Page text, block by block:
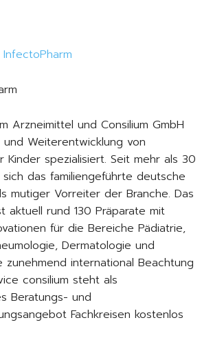
Arzneimittel und Consilium GmbH
Weiterentwicklung von
Kinder spezialisiert. Seit mehr als 30
das familiengeführte deutsche
mutiger Vorreiter der Branche. Das
aktuell rund 130 Präparate mit
für die Bereiche Pädiatrie,
Dermatologie und
zunehmend international Beachtung
consilium steht als
Beratungs- und
Fachkreisen kostenlos